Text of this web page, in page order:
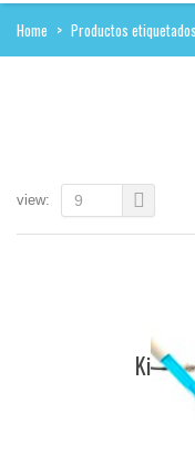
Home > Productos
view: 9
Kit